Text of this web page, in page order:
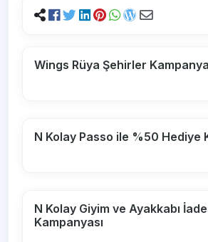
Wings Rüya Şehirler
N Kolay Passo ile %50 Hediye
N Kolay Giyim ve Ayakkabı
Kampanyası